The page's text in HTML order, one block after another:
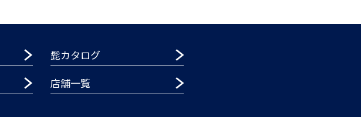
髭カタログ
店舗一覧